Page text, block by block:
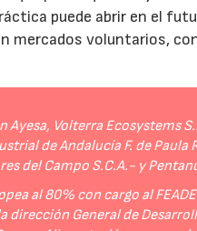
puede abrir en el
mercados voluntarios,
Volterra Ecosystems
de Andalucía F. de Paula
del Campo S.C.A.- y
al 80% con cargo al
dirección General de